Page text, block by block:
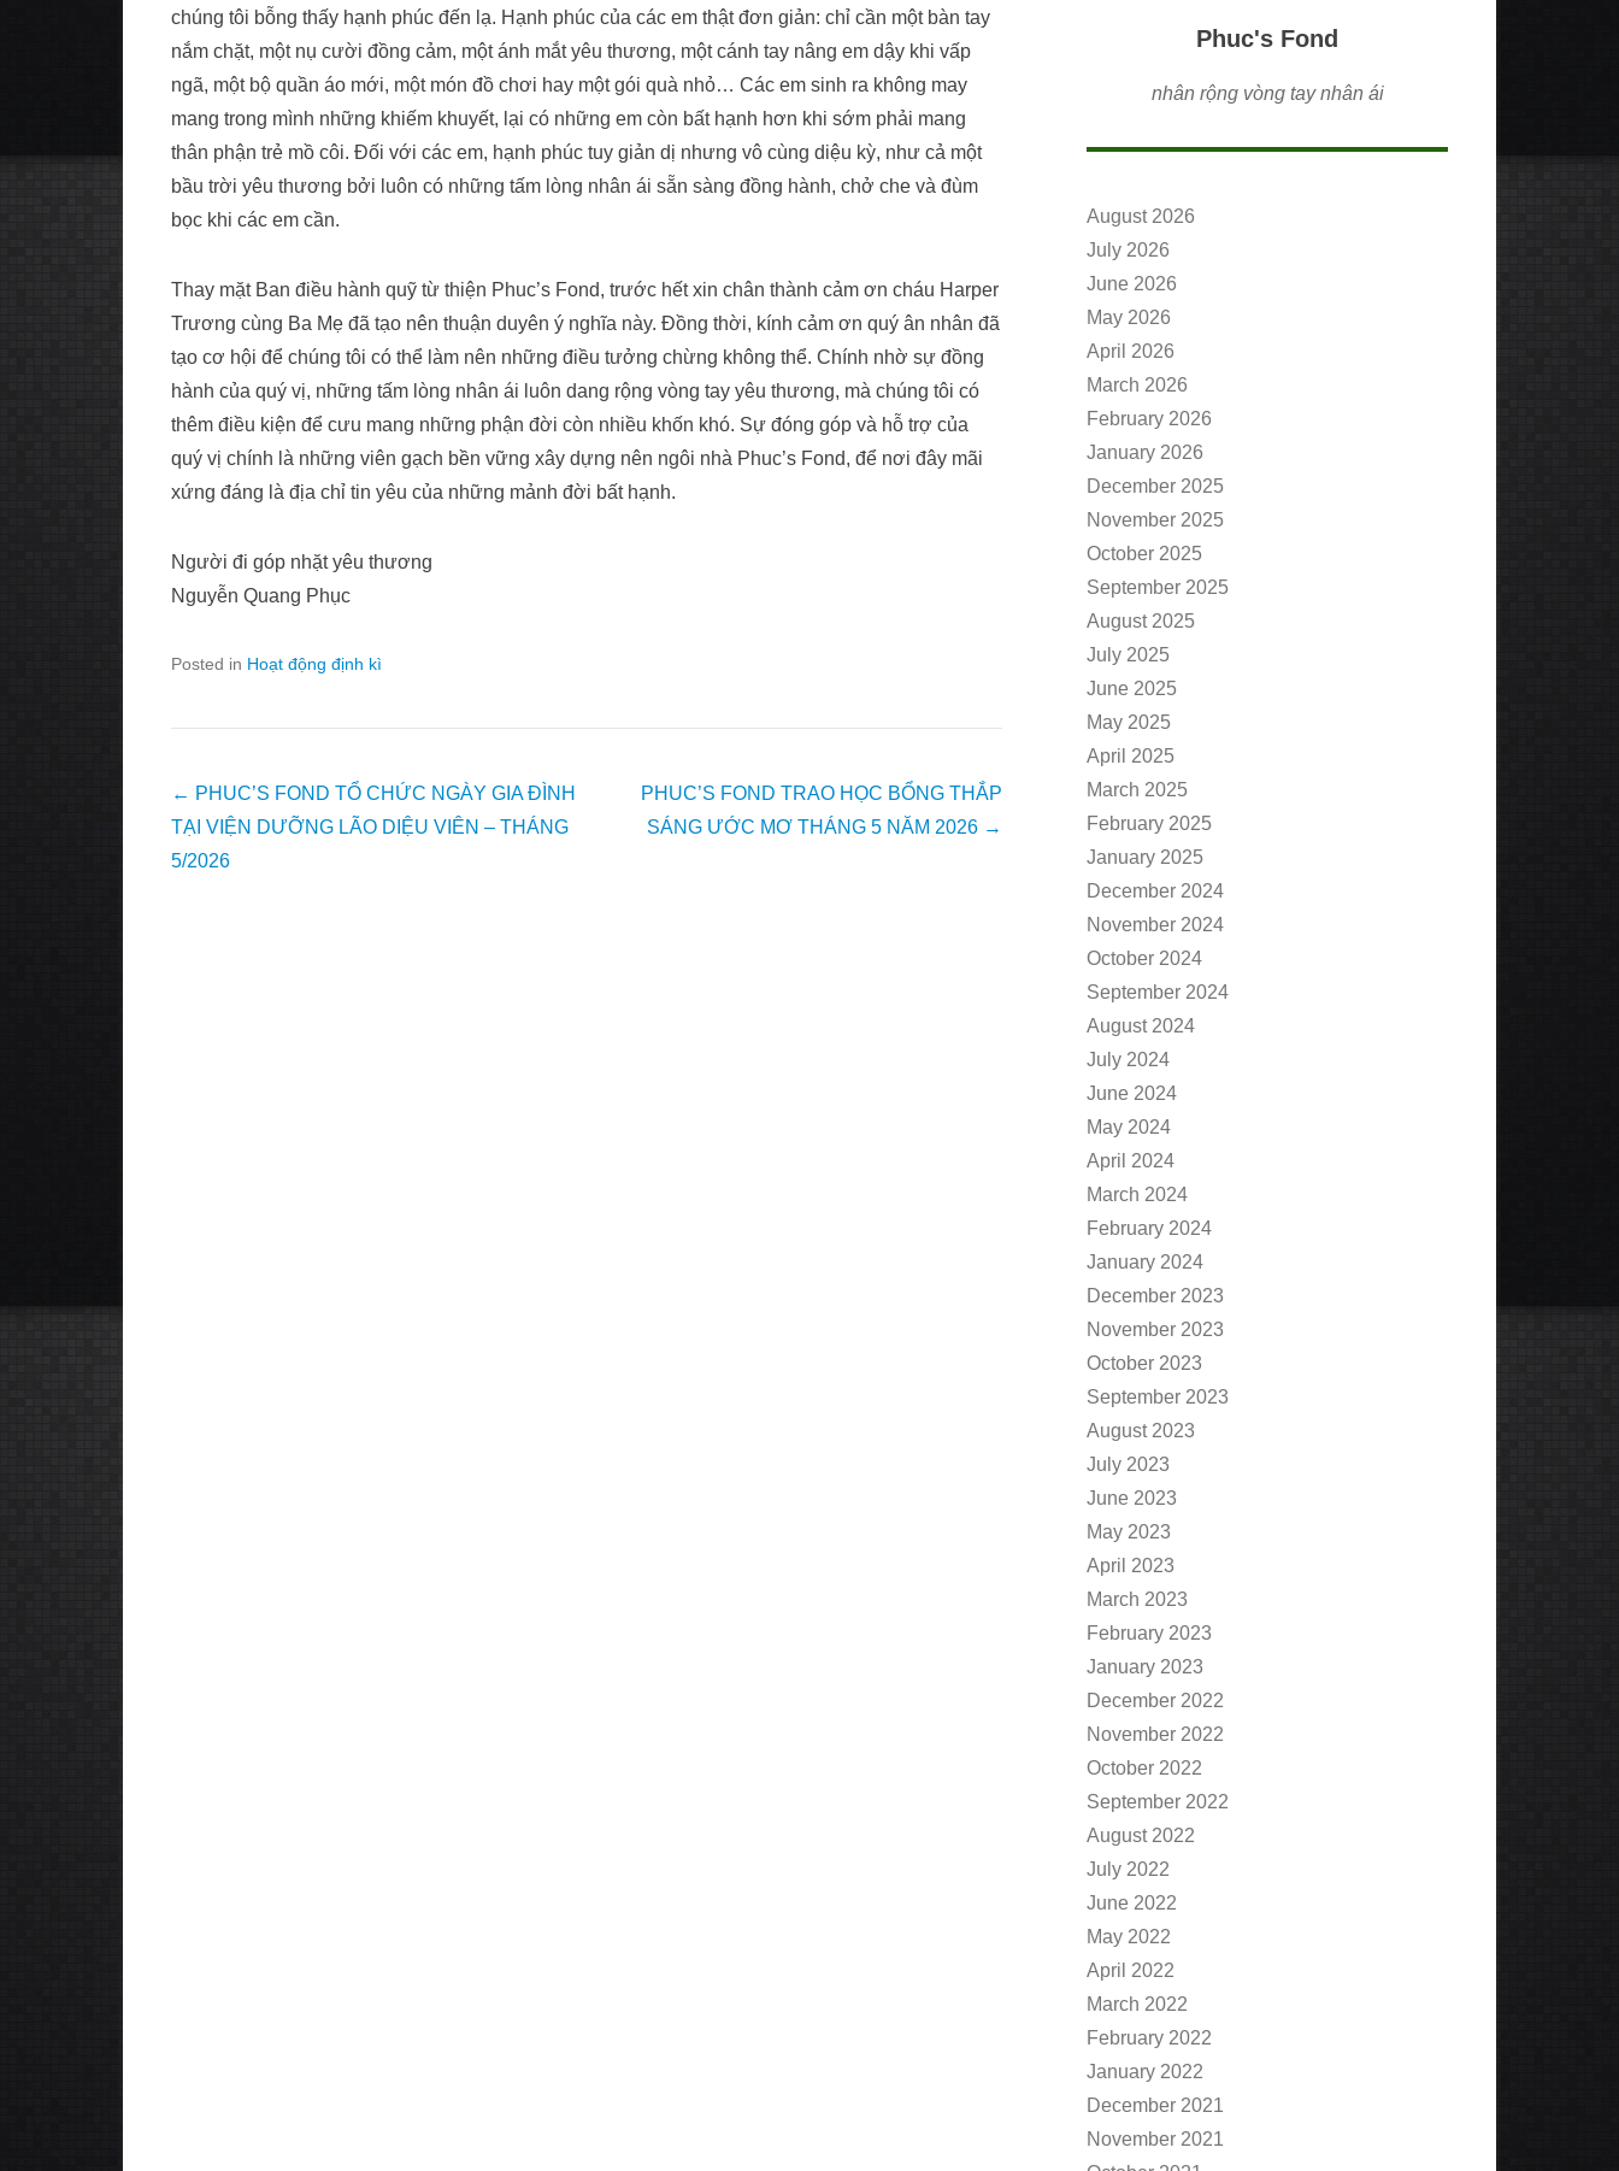
chúng tôi bỗng thấy hạnh phúc đến lạ. Hạnh phúc của các em thật đơn giản: chỉ cần một bàn tay
nắm chặt, một nụ cười đồng cảm, một ánh mắt yêu thương, một cánh tay nâng em dậy khi vấp
ngã, một bộ quần áo mới, một món đồ chơi hay một gói quà nhỏ… Các em sinh ra không may
mang trong mình những khiếm khuyết, lại có những em còn bất hạnh hơn khi sớm phải mang
thân phận trẻ mồ côi. Đối với các em, hạnh phúc tuy giản dị nhưng vô cùng diệu kỳ, như cả một
bầu trời yêu thương bởi luôn có những tấm lòng nhân ái sẵn sàng đồng hành, chở che và đùm
bọc khi các em cần.
Thay mặt Ban điều hành quỹ từ thiện Phuc’s Fond, trước hết xin chân thành cảm ơn cháu Harper
Trương cùng Ba Mẹ đã tạo nên thuận duyên ý nghĩa này. Đồng thời, kính cảm ơn quý ân nhân đã
tạo cơ hội để chúng tôi có thể làm nên những điều tưởng chừng không thể. Chính nhờ sự đồng
hành của quý vị, những tấm lòng nhân ái luôn dang rộng vòng tay yêu thương, mà chúng tôi có
thêm điều kiện để cưu mang những phận đời còn nhiều khốn khó. Sự đóng góp và hỗ trợ của
quý vị chính là những viên gạch bền vững xây dựng nên ngôi nhà Phuc’s Fond, để nơi đây mãi
xứng đáng là địa chỉ tin yêu của những mảnh đời bất hạnh.
Người đi góp nhặt yêu thương
Nguyễn Quang Phục
Posted in Hoạt động định kì
Post
navigation
← PHUC’S FOND TỔ CHỨC NGÀY GIA ĐÌNH
TẠI VIỆN DƯỠNG LÃO DIỆU VIÊN – THÁNG
5/2026
PHUC’S FOND TRAO HỌC BỔNG THẮP
SÁNG ƯỚC MƠ THÁNG 5 NĂM 2026 →
Phuc's Fond
nhân rộng vòng tay nhân ái
August 2026
July 2026
June 2026
May 2026
April 2026
March 2026
February 2026
January 2026
December 2025
November 2025
October 2025
September 2025
August 2025
July 2025
June 2025
May 2025
April 2025
March 2025
February 2025
January 2025
December 2024
November 2024
October 2024
September 2024
August 2024
July 2024
June 2024
May 2024
April 2024
March 2024
February 2024
January 2024
December 2023
November 2023
October 2023
September 2023
August 2023
July 2023
June 2023
May 2023
April 2023
March 2023
February 2023
January 2023
December 2022
November 2022
October 2022
September 2022
August 2022
July 2022
June 2022
May 2022
April 2022
March 2022
February 2022
January 2022
December 2021
November 2021